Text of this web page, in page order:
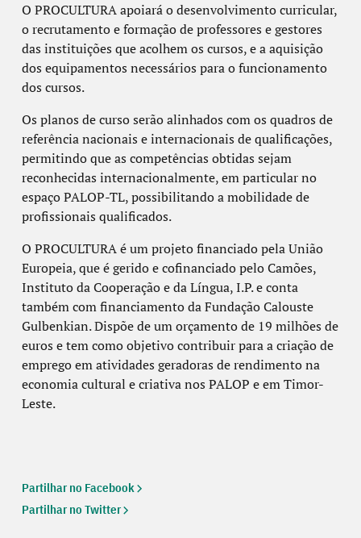
O PROCULTURA apoiará o desenvolvimento curricular,
o recrutamento e formação de professores e gestores
das instituições que acolhem os cursos, e a aquisição
dos equipamentos necessários para o funcionamento
dos cursos.
Os planos de curso serão alinhados com os quadros de
referência nacionais e internacionais de qualificações,
permitindo que as competências obtidas sejam
reconhecidas internacionalmente, em particular no
espaço PALOP-TL, possibilitando a mobilidade de
profissionais qualificados.
O PROCULTURA é um projeto financiado pela União
Europeia, que é gerido e cofinanciado pelo Camões,
Instituto da Cooperação e da Língua, I.P. e conta
também com financiamento da Fundação Calouste
Gulbenkian. Dispõe de um orçamento de 19 milhões de
euros e tem como objetivo contribuir para a criação de
emprego em atividades geradoras de rendimento na
economia cultural e criativa nos PALOP e em Timor-
Leste.
Partilhar no Facebook
Partilhar no Twitter